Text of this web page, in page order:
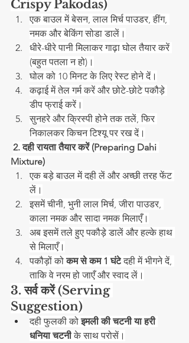
Crispy Pakodas)
एक बाउल में बेसन, लाल मिर्च पाउडर, हींग,
नमक और बेकिंग सोडा डालें।
धीरे-धीरे पानी मिलाकर गाढ़ा घोल तैयार करें
(बहुत पतला न हो)।
घोल को 10 मिनट के लिए रेस्ट होने दें।
कढ़ाई में तेल गर्म करें और छोटे-छोटे पकौड़े
डीप फ्राई करें।
सुनहरे और क्रिस्पी होने तक तलें, फिर
निकालकर किचन टिश्यू पर रख दें।
2. दही रायता तैयार करें (Preparing Dahi
Mixture)
एक बड़े बाउल में दही लें और अच्छी तरह फेंट
लें।
इसमें चीनी, भुनी लाल मिर्च, जीरा पाउडर,
काला नमक और सादा नमक मिलाएँ।
अब इसमें तले हुए पकौड़े डालें और हल्के हाथ
से मिलाएँ।
पकौड़ों को कम से कम 1 घंटे दही में भीगने दें,
ताकि वे नरम हो जाएँ और स्वाद लें।
3. सर्व करें (Serving
Suggestion)
दही फुलकी को इमली की चटनी या हरी
धनिया चटनी के साथ परोसें।